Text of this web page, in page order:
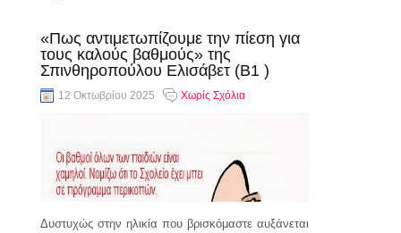
«Πως αντιμετωπίζουμε την πίεση για
τους καλούς βαθμούς» της
Σπινθηροπούλου Ελισάβετ (Β1 )
12 Οκτωβρίου 2025 Χωρίς Σχόλια
Δυστυχώς στην ηλικία που βρισκόμαστε αυξάνεται